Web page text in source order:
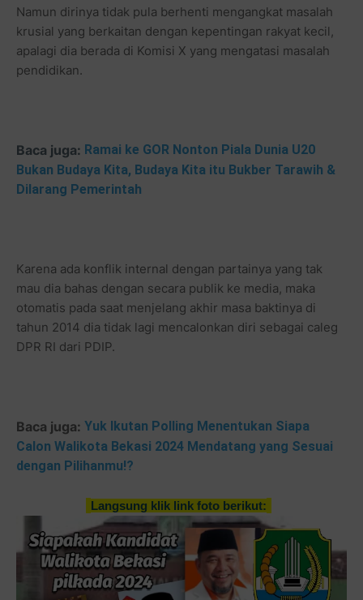
Namun dirinya tidak pula berhenti mengangkat masalah
krusial yang berkaitan dengan kepentingan rakyat kecil,
apalagi dia berada di Komisi X yang mengatasi masalah
pendidikan.
Baca juga: Ramai ke GOR Nonton Piala Dunia U20
Bukan Budaya Kita, Budaya Kita itu Bukber Tarawih &
Dilarang Pemerintah
Karena ada konflik internal dengan partainya yang tak
mau dia bahas dengan secara publik ke media, maka
otomatis pada saat menjelang akhir masa baktinya di
tahun 2014 dia tidak lagi mencalonkan diri sebagai caleg
DPR RI dari PDIP.
Baca juga: Yuk Ikutan Polling Menentukan Siapa
Calon Walikota Bekasi 2024 Mendatang yang Sesuai
dengan Pilihanmu!?
Langsung klik link foto berikut: